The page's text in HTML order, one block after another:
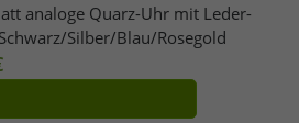
analoge Quarz-Uhr mit Leder-
Silber/Blau/Rosegold